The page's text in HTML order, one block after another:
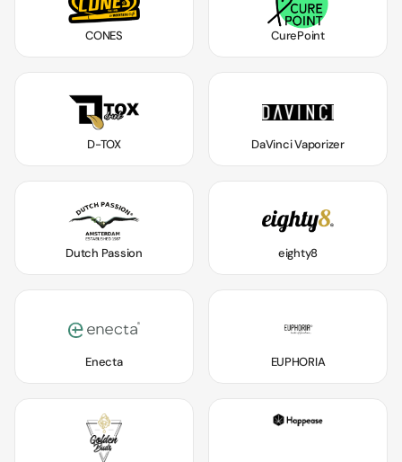
CONES CurePoint
D-TOX DaVinci Vaporizer
Dutch Passion eighty8
Enecta EUPHORIA